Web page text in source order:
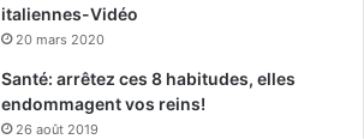
italiennes-Vidéo
20 mars 2020
Santé: arrêtez ces 8 habitudes, elles
endommagent vos reins!
26 août 2019